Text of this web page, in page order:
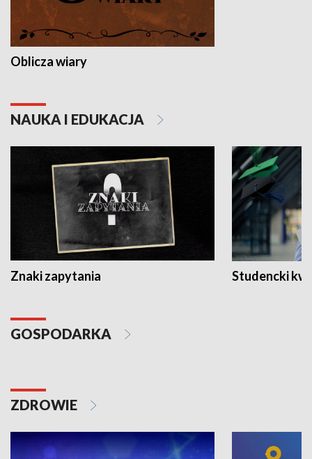
Oblicza wiary
NAUKA I EDUKACJA
Znaki zapytania Studencki
GOSPODARKA
ZDROWIE